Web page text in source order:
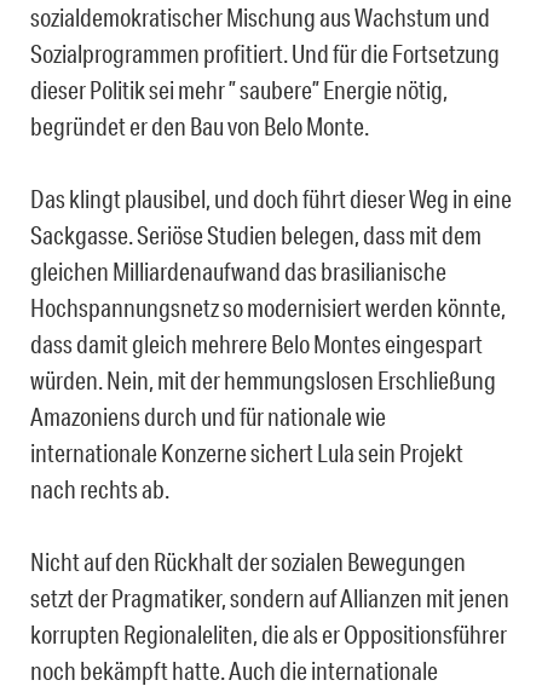
sozialdemokratischer Mischung aus Wachstum und
Sozialprogrammen profitiert. Und für die Fortsetzung
dieser Politik sei mehr ” saubere” Energie nötig,
begründet er den Bau von Belo Monte.
Das klingt plausibel, und doch führt dieser Weg in eine
Sackgasse. Seriöse Studien belegen, dass mit dem
gleichen Milliardenaufwand das brasilianische
Hochspannungsnetz so modernisiert werden könnte,
dass damit gleich mehrere Belo Montes eingespart
würden. Nein, mit der hemmungslosen Erschließung
Amazoniens durch und für nationale wie
internationale Konzerne sichert Lula sein Projekt
nach rechts ab.
Nicht auf den Rückhalt der sozialen Bewegungen
setzt der Pragmatiker, sondern auf Allianzen mit jenen
korrupten Regionaleliten, die als er Oppositionsführer
noch bekämpft hatte. Auch die internationale